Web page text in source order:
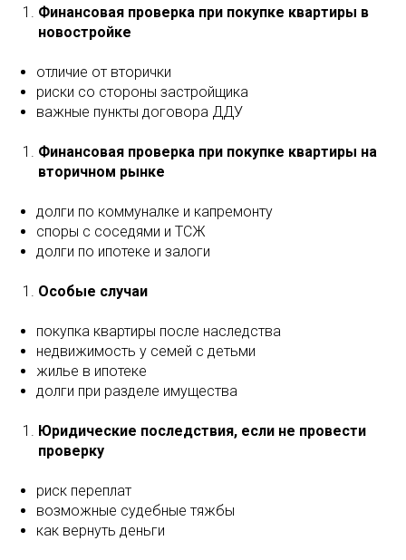
Финансовая проверка при покупке квартиры в
новостройке
отличие от вторички
риски со стороны застройщика
важные пункты договора ДДУ
Финансовая проверка при покупке квартиры на
вторичном рынке
долги по коммуналке и капремонту
споры с соседями и ТСЖ
долги по ипотеке и залоги
Особые случаи
покупка квартиры после наследства
недвижимость у семей с детьми
жилье в ипотеке
долги при разделе имущества
Юридические последствия, если не провести
проверку
риск переплат
возможные судебные тяжбы
как вернуть деньги